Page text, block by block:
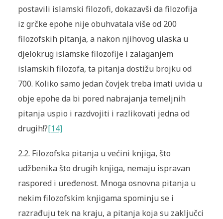
postavili islamski filozofi, dokazavši da filozofija
iz grčke epohe nije obuhvatala više od 200
filozofskih pitanja, a nakon njihovog ulaska u
djelokrug islamske filozofije i zalaganjem
islamskih filozofa, ta pitanja dostižu brojku od
700. Koliko samo jedan čovjek treba imati uvida u
obje epohe da bi pored nabrajanja temeljnih
pitanja uspio i razdvojiti i razlikovati jedna od
drugih!?[14]
2.2. Filozofska pitanja u većini knjiga, što
udžbenika što drugih knjiga, nemaju ispravan
raspored i uređenost. Mnoga osnovna pitanja u
nekim filozofskim knjigama spominju se i
razrađuju tek na kraju, a pitanja koja su zaključci